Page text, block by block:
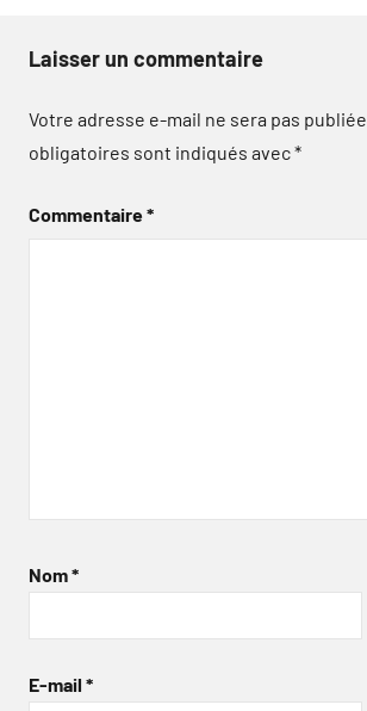
Laisser un commentaire
Votre adresse e-mail ne sera pas publiée.
obligatoires sont indiqués avec*
Commentaire*
Nom*
E-mail *